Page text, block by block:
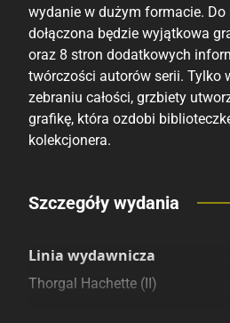
wydanie w dużym formacie. Do
dołączona będzie wyjątkowa
oraz 8 stron dodatkowych
twórczości autorów serii. Tylko
zebraniu całości, grzbiety
grafikę, która ozdobi
kolekcjonera.
Porównaj ceny
Szczegóły wydania
Linia wydawnicza
Thorgal Hachette (II)